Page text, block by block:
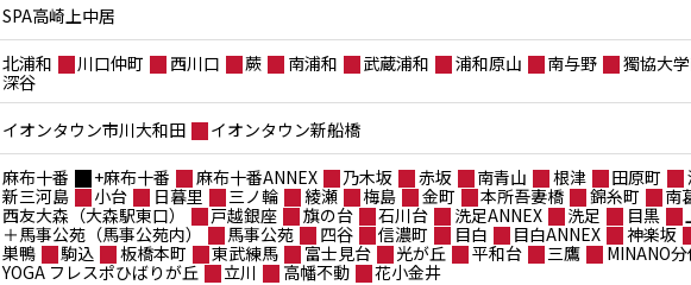
SPA高崎上中居
北浦和 川口仲町 西川口 蕨 南浦和 武蔵浦和 浦和原山 南与野 獨協大
深谷
イオンタウン市川大和田 イオンタウン新船橋
麻布十番 +麻布十番 麻布十番ANNEX 乃木坂 赤坂 南青山 根津 田原町
新三河島
小台 日暮里 三ノ輪 綾瀬 梅島 金町 本所吾妻橋 錦糸町 南
西友大森（大森駅東口）
戸越銀座 旗の台 石川台 洗足ANNEX 洗足 目黒
＋馬事公苑（馬事公苑内）
馬事公苑 四谷 信濃町 目白 目白ANNEX 神楽坂
巣鴨
駒込 板橋本町 東武練馬 富士見台 光が丘 平和台 三鷹 MINANO
YOGA フレスポひばりが丘
立川 高幡不動
花小金井